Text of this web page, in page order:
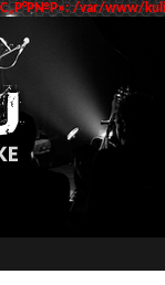
РІ С„Р°Р№Р»: /var/